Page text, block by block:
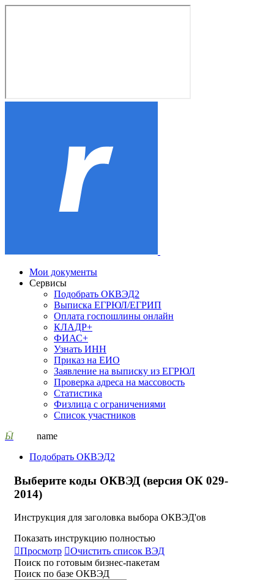
Мои документы
Сервисы
Подобрать ОКВЭД2
Выписка ЕГРЮЛ/ЕГРИП
Оплата госпошлины онлайн
КЛАДР+
ФИАС+
Узнать ИНН
Приказ на ЕИО
Заявление на выписку из ЕГРЮЛ
Проверка адреса на массовость
Статистика
Физлица с ограничениями
Список участников
Ӹ
name
Подобрать ОКВЭД2
Выберите коды ОКВЭД (версия ОК 029-
2014)
Инструкция для заголовка выбора ОКВЭД'ов
Показать инструкцию полностью
Просмотр Очистить список ВЭД
Поиск по готовым бизнес-пакетам
Поиск по базе ОКВЭД